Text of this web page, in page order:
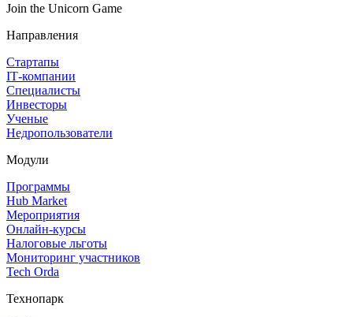
Join the Unicorn Game
Направления
Стартапы
IT‑компании
Специалисты
Инвесторы
Ученые
Недропользователи
Модули
Программы
Hub Market
Мероприятия
Онлайн‑курсы
Налоговые льготы
Мониторинг участников
Tech Orda
Технопарк